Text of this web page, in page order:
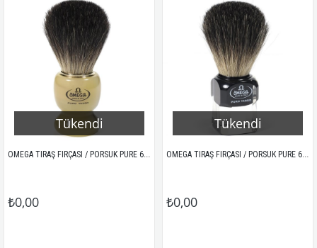
Tükendi
OMEGA TIRAŞ FIRÇASI / PORSUK PURE 63171 (KÜÇÜK-MERMER)
₺0,00
Tükendi
OMEGA TIRAŞ FIRÇASI / PORSUK PURE 63173 (KÜÇÜK-PLEXI SİYAH)
₺0,00